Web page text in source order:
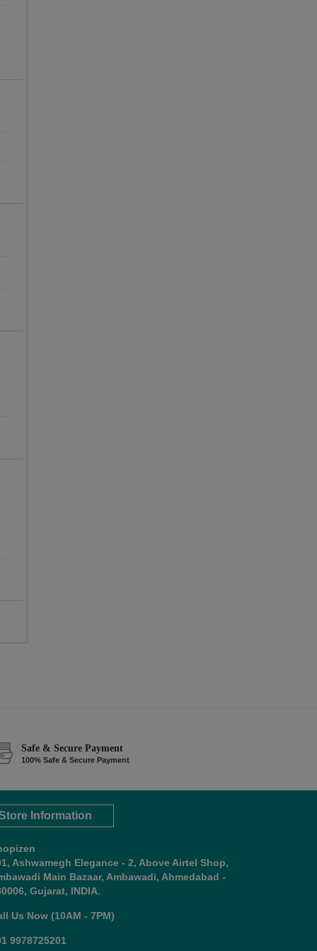
Safe & Secure Payment
100% Safe & Secure Payment
Information
Ashwamegh Elegance - 2, Above Airtel Shop,
Main Bazaar, Ambawadi, Ahmedabad -
Gujarat, INDIA.
Us Now (10AM - 7PM)
9978725201